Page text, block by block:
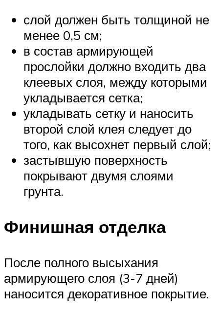
слой должен быть толщиной не
менее 0,5 см;
в состав армирующей
прослойки должно входить два
клеевых слоя, между которыми
укладывается сетка;
укладывать сетку и наносить
второй слой клея следует до
того, как высохнет первый слой;
застывшую поверхность
покрывают двумя слоями
грунта.
Финишная отделка
После полного высыхания
армирующего слоя (3-7 дней)
наносится декоративное покрытие.